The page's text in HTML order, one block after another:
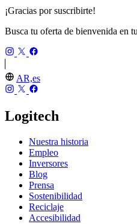
¡Gracias por suscribirte!
Busca tu oferta de bienvenida en
AR,es
Logitech
Nuestra historia
Empleo
Inversores
Blog
Prensa
Sostenibilidad
Reciclaje
Accesibilidad